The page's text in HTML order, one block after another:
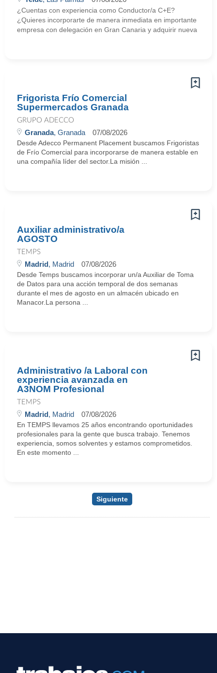
¿Cuentas con experiencia como Conductor/a C+E?
¿Quieres incorporarte de manera inmediata en importante
empresa con delegación en Gran Canaria y adquirir nueva
Frigorista Frío Comercial
Supermercados Granada
GRUPO ADECCO
Granada, Granada 07/08/2026
Desde Adecco Permanent Placement buscamos Frigoristas
de Frío Comercial para incorporarse de manera estable en
una compañía líder del sector.La misión ...
Auxiliar administrativo/a
AGOSTO
TEMPS
Madrid, Madrid 07/08/2026
Desde Temps buscamos incorporar un/a Auxiliar de Toma
de Datos para una acción temporal de dos semanas
durante el mes de agosto en un almacén ubicado en
Manacor.La persona ...
Administrativo /a Laboral con
experiencia avanzada en
A3NOM Profesional
TEMPS
Madrid, Madrid 07/08/2026
En TEMPS llevamos 25 años encontrando oportunidades
profesionales para la gente que busca trabajo. Tenemos
experiencia, somos solventes y estamos comprometidos.
En este momento ...
Siguiente